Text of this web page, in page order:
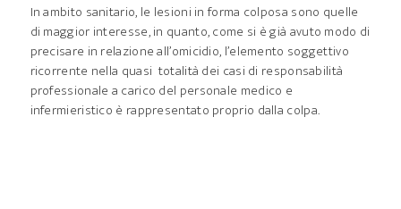
In ambito sanitario, le lesioni in forma colposa sono quelle
di maggior interesse, in quanto, come si è già avuto modo di
precisare in relazione all’omicidio, l’elemento soggettivo
ricorrente nella quasi totalità dei casi di responsabilità
professionale a carico del personale medico e
infermieristico è rappresentato proprio dalla colpa.